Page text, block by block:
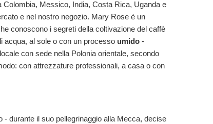
Colombia, Messico, India, Costa Rica, Uganda e
e nel nostro negozio. Mary Rose è un
conoscono i segreti della coltivazione del caffè
acqua, al sole o con un processo umido -
con sede nella Polonia orientale, secondo
con attrezzature professionali, a casa o con
durante il suo pellegrinaggio alla Mecca, decise